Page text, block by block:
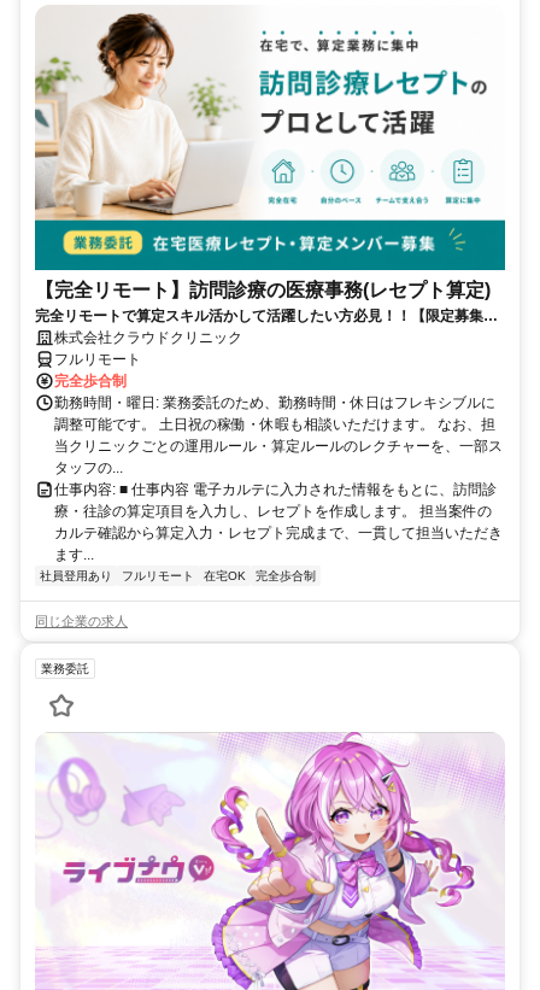
【完全リモート】訪問診療の医療事務(レセプト算定)
完全リモートで算定スキル活かして活躍したい方必見！！【限定募集】
完全リモート｜在宅医療レセプト算定（成果報酬型／業務委託）
株式会社クラウドクリニック
フルリモート
完全歩合制
勤務時間・曜日: 業務委託のため、勤務時間・休日はフレキシブルに
調整可能です。 土日祝の稼働・休暇も相談いただけます。 なお、担
当クリニックごとの運用ルール・算定ルールのレクチャーを、一部ス
タッフの...
仕事内容: ■ 仕事内容 電子カルテに入力された情報をもとに、訪問診
療・往診の算定項目を入力し、レセプトを作成します。 担当案件の
カルテ確認から算定入力・レセプト完成まで、一貫して担当いただき
ます...
社員登用あり フルリモート 在宅OK 完全歩合制
同じ企業の求人
業務委託